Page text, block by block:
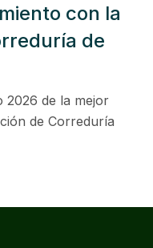
con la
de
2026 de la mejor
de Correduría